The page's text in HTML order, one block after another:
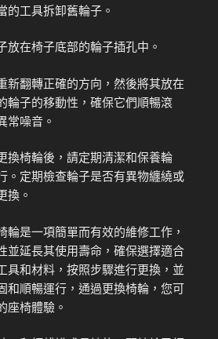
的工具拆卸舊輪子。
放在椅子底部的輪子插孔中。
新翻轉正確的方向，然後將其放在
輪子的移動性，確保它們順暢滾
常噪音。
換椅輪後，請定期清潔和保養輪
。定期檢查輪子是否有異物纏繞或
換。
輪是一項簡單而有效的維修工作，
並延長其使用壽命，確保選擇適合
具和材料，按照步驟進行更換，並
和順暢運行，通過更換椅輪，您可
座椅體驗。